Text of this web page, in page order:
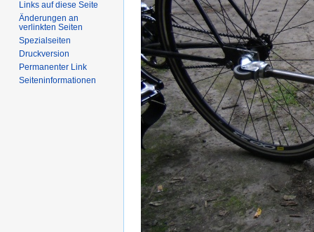
Links auf diese Seite
Änderungen an
verlinkten Seiten
Spezialseiten
Druckversion
Permanenter Link
Seiten­informationen